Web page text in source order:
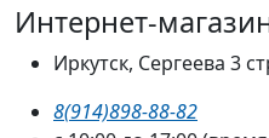
Интернет-
Иркутск, Сергеева 3
8(914)898-88-82